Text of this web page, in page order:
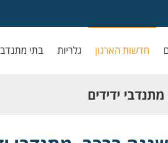
חדשות הארגון גלריות בתי מתנדב
ידידים
בלי סוף״